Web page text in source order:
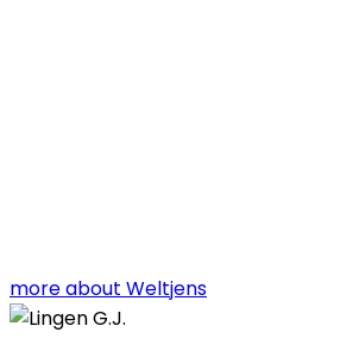
more about Weltjens